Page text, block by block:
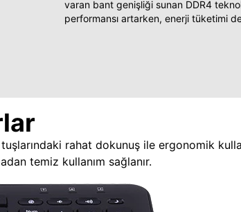
varan bant genişliği sunan DDR4
performansı artarken, enerji tüketimi
rahat dokunuş ile ergonomik
temiz kullanım sağlanır.